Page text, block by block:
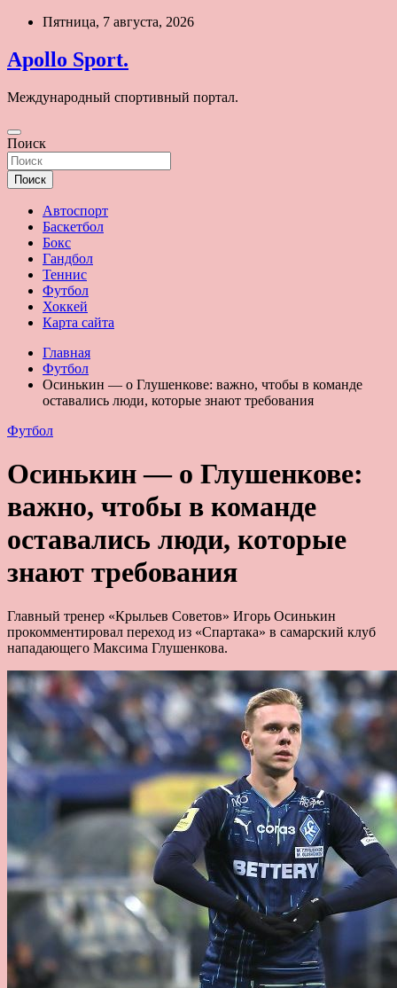
Перейти
содержимому
Пятница, 7 августа, 2026
Apollo Sport.
Международный спортивный портал.
Поиск
Поиск
Автоспорт
Баскетбол
Бокс
Гандбол
Теннис
Футбол
Хоккей
Карта сайта
Главная
Футбол
Осинькин — о Глушенкове: важно, чтобы в команде
оставались люди, которые знают требования
Футбол
Осинькин — о Глушенкове:
важно, чтобы в команде
оставались люди, которые
знают требования
Главный тренер «Крыльев Советов» Игорь Осинькин
прокомментировал переход из «Спартака» в самарский клуб
нападающего Максима Глушенкова.